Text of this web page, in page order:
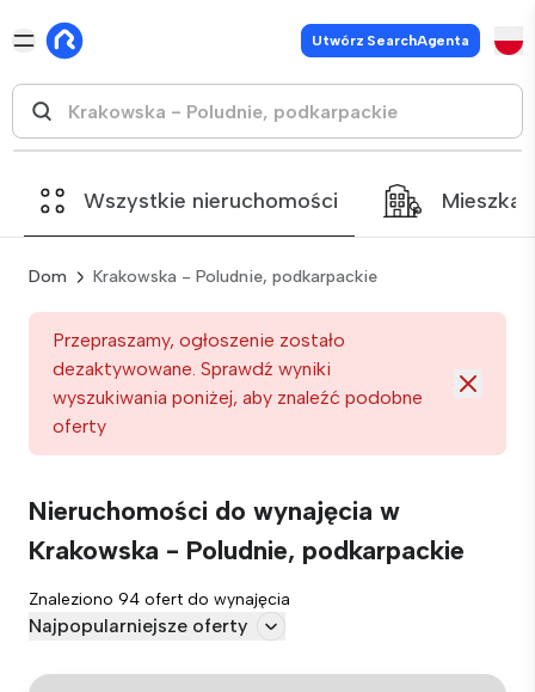
Utwórz SearchAgenta
Wszystkie nieruchomości
Dom Krakowska - Poludnie, podkarpackie
Przepraszamy, ogłoszenie zostało
dezaktywowane. Sprawdź wyniki
wyszukiwania poniżej, aby znaleźć podobne
oferty
Nieruchomości do wynajęcia w
Krakowska - Poludnie, podkarpackie
Znaleziono 94 ofert do wynajęcia
Najpopularniejsze oferty